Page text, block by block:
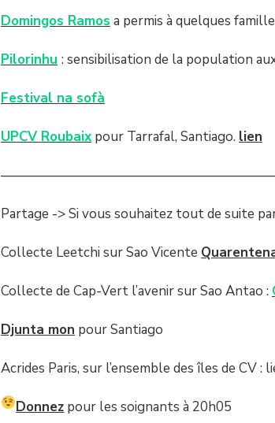
Domingos Ramos a permis à quelques
Pilorinhu : sensibilisation de la population
Festival na sofà
UPCV Roubaixpour Tarrafal, Santiago. lien
Partage -> Si vous souhaitez tout de suite
Collecte Leetchi sur Sao Vicente
Collecte de Cap-Vert l’avenir sur Sao Antao :
Djunta mon pour Santiago
Acrides Paris, sur l’ensemble des îles de CV :
Donnez pour les soignants à 20h05